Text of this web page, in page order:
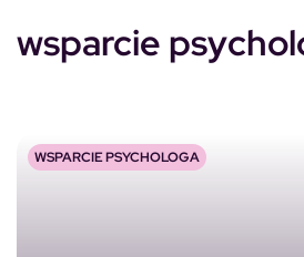
wsparcie
WSPARCIE PSYCHOLOGA